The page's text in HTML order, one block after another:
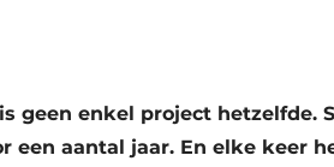
geen enkel project hetzelfde.
een aantal jaar. En elke keer